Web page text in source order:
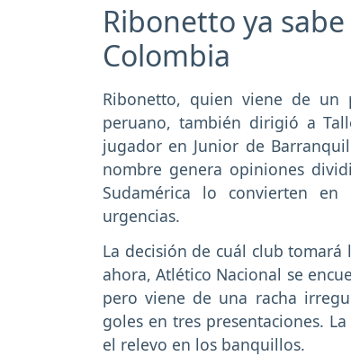
Ribonetto ya
Colombia
Ribonetto, quien viene de
peruano, también dirigió a
jugador en Junior de
nombre genera opiniones
Sudamérica lo convierten
urgencias.
La decisión de cuál club
ahora, Atlético Nacional se
pero viene de una racha
goles en tres presentaciones.
el relevo en los banquillos.